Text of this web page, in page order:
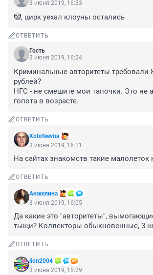
3 июня 2019, 16:33
🤡, цирк уехал клоуны остались
ОТВЕТИТЬ
Гость
3 июня 2019, 16:24
Криминальные авторитеты требовали
рублей?
НГС - не смешите мои тапочки. Это не
гопота в возрасте.
ОТВЕТИТЬ
Kotofeevna
3 июня 2019, 16:11
На сайтах знакомств такие малолеток
ОТВЕТИТЬ
Анжелина
3 июня 2019, 16:05
Да какие это "авторитеты",
тыщи? Коллекторы обыкновенные, 3
ОТВЕТИТЬ
lion2004
3 июня 2019, 15:29